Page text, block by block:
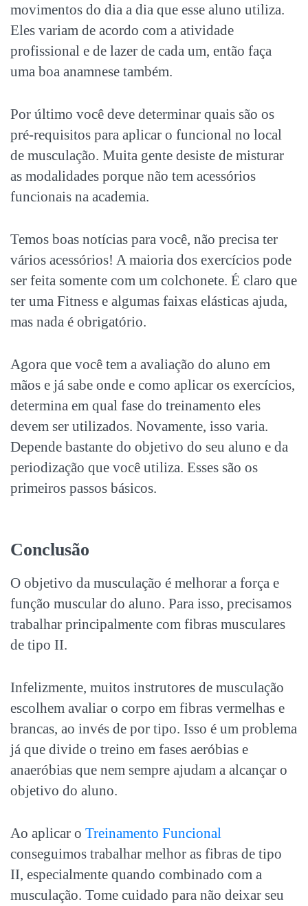
movimentos do dia a dia que esse aluno utiliza.
Eles variam de acordo com a atividade
profissional e de lazer de cada um, então faça
uma boa anamnese também.
Por último você deve determinar quais são os
pré-requisitos para aplicar o funcional no local
de musculação. Muita gente desiste de misturar
as modalidades porque não tem acessórios
funcionais na academia.
Temos boas notícias para você, não precisa ter
vários acessórios! A maioria dos exercícios pode
ser feita somente com um colchonete. É claro que
ter uma Fitness e algumas faixas elásticas ajuda,
mas nada é obrigatório.
Agora que você tem a avaliação do aluno em
mãos e já sabe onde e como aplicar os exercícios,
determina em qual fase do treinamento eles
devem ser utilizados. Novamente, isso varia.
Depende bastante do objetivo do seu aluno e da
periodização que você utiliza. Esses são os
primeiros passos básicos.
Conclusão
O objetivo da musculação é melhorar a força e
função muscular do aluno. Para isso, precisamos
trabalhar principalmente com fibras musculares
de tipo II.
Infelizmente, muitos instrutores de musculação
escolhem avaliar o corpo em fibras vermelhas e
brancas, ao invés de por tipo. Isso é um problema
já que divide o treino em fases aeróbias e
anaeróbias que nem sempre ajudam a alcançar o
objetivo do aluno.
Ao aplicar o Treinamento Funcional
conseguimos trabalhar melhor as fibras de tipo
II, especialmente quando combinado com a
musculação. Tome cuidado para não deixar seu